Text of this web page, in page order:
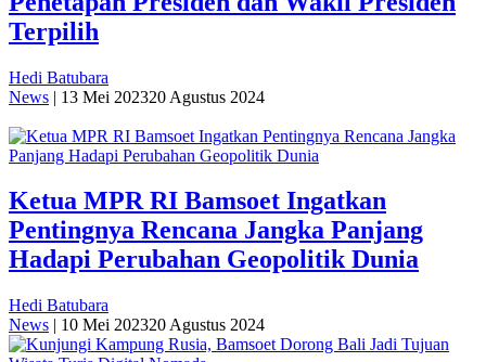
Terpilih
Hedi Batubara
News | 13 Mei 202320 Agustus 2024
Ketua MPR RI Bamsoet Ingatkan
Pentingnya Rencana Jangka Panjang
Hadapi Perubahan Geopolitik Dunia
Hedi Batubara
News | 10 Mei 202320 Agustus 2024